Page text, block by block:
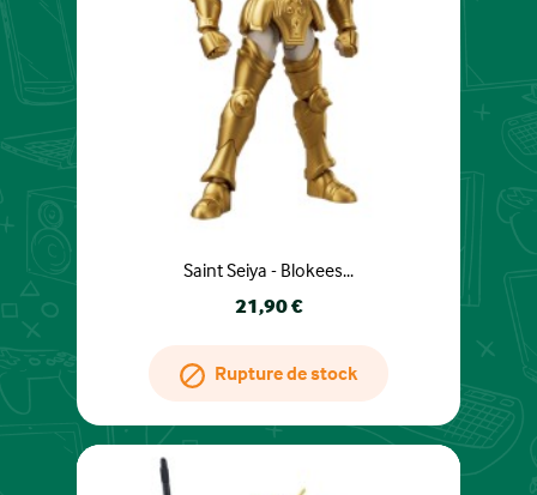
Saint Seiya - Blokees...
Prix
21,90 €
Rupture de stock